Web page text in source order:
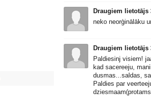
Draugiem lietotājs
neko neorģinālāku
Draugiem lietotājs
Paldiesinj visiem!
kad sacereeju,
dusmas...saldas,
Paldies par